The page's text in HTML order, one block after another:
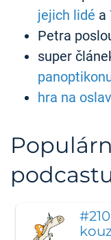
jejich lidé a
Petra
super
hra na